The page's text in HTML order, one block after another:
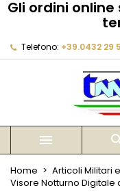
Gli ordini
Telefono: +39.0432 29

Home Articoli Militari
Visore Notturno Digitale
My
add_circle_outline Create new list
Crea lista
Devi avere
prodotti nella tua